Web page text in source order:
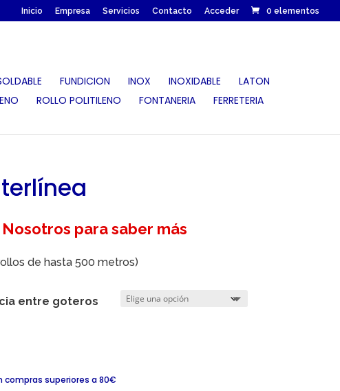
Inicio Empresa Servicios Contacto Acceder 0 elementos
FUNDICION INOX INOXIDABLE
LATON
ROLLO POLITILENO FONTANERIA
FERRETERIA
para saber más
de hasta 500 metros)
entre goteros
compras superiores a 80€